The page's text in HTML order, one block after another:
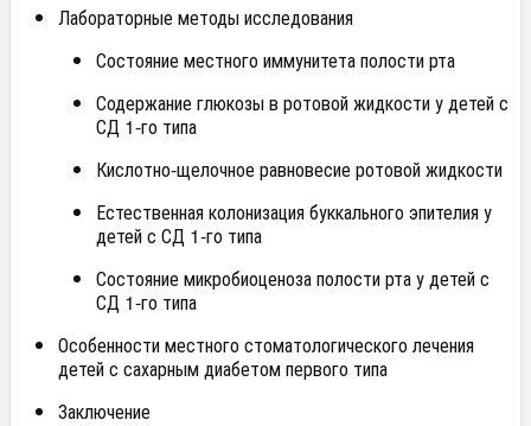
Лабораторные методы исследования
Состояние местного иммунитета полости рта
Содержание глюкозы в ротовой жидкости у детей с
СД 1-го типа
Кислотно-щелочное равновесие ротовой жидкости
Естественная колонизация буккального эпителия у
детей с СД 1-го типа
Состояние микробиоценоза полости рта у детей с
СД 1-го типа
Особенности местного стоматологического лечения
детей с сахарным диабетом первого типа
Заключение